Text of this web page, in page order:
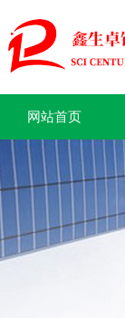
网站首页